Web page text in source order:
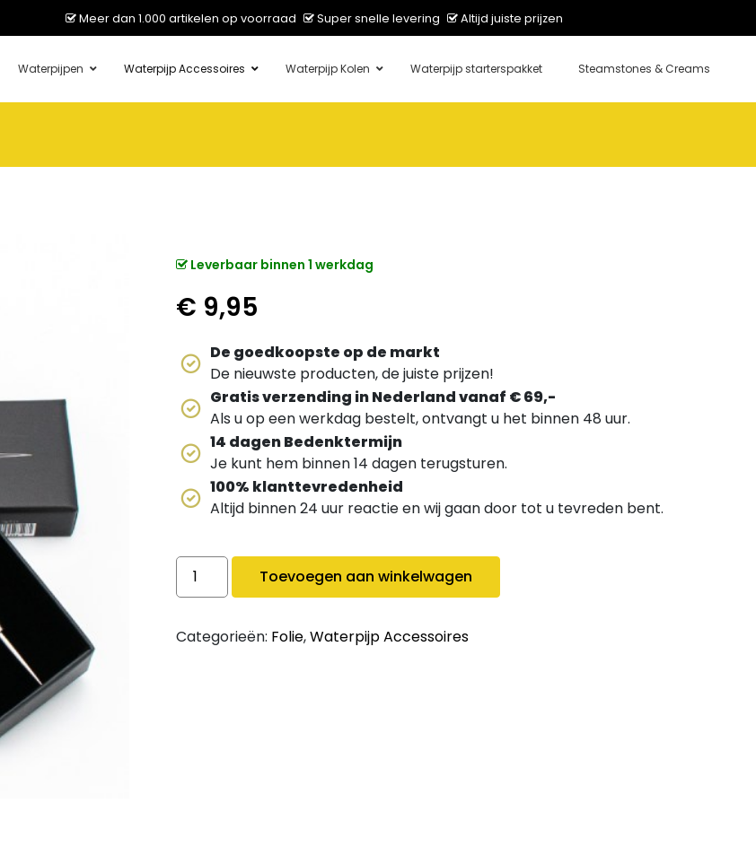
Meer dan 1.000 artikelen op voorraad Super snelle levering Altijd juiste prijzen
Waterpijpen Waterpijp Accessoires Waterpijp Kolen Waterpijp starterspakket Steamstones & Creams
Leverbaar binnen 1 werkdag
€ 9,95
De goedkoopste op de markt
De nieuwste producten, de juiste prijzen!
Gratis verzending in Nederland vanaf € 69,-
Als u op een werkdag bestelt, ontvangt u het binnen 48 uur.
14 dagen Bedenktermijn
Je kunt hem binnen 14 dagen terugsturen.
100% klanttevredenheid
Altijd binnen 24 uur reactie en wij gaan door tot u tevreden bent.
Dum folie prikker quantity
Toevoegen aan winkelwagen
Categorieën: Folie,Waterpijp Accessoires